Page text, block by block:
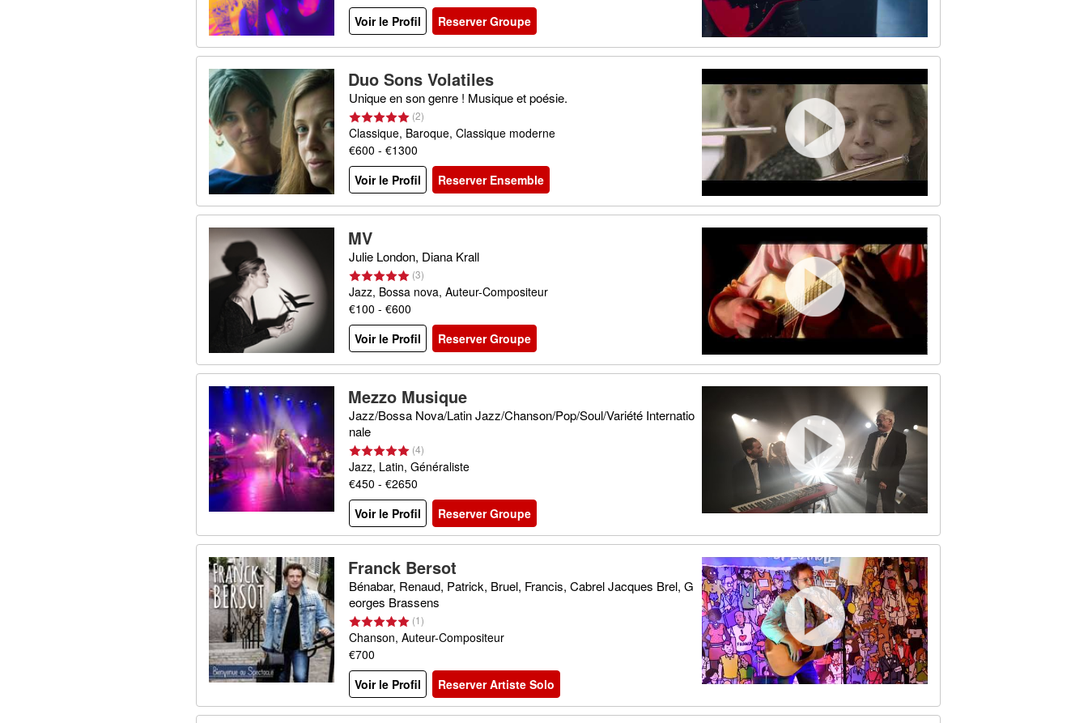
Voir le Profil
Reserver Groupe
Duo Sons Volatiles
Unique en son genre ! Musique et poésie.
(2)
Classique, Baroque, Classique moderne
€600 - €1300
Voir le Profil
Reserver Ensemble
MV
Julie London, Diana Krall
(3)
Jazz, Bossa nova, Auteur-Compositeur
€100 - €600
Voir le Profil
Reserver Groupe
Mezzo Musique
Jazz/Bossa Nova/Latin Jazz/Chanson/Pop/Soul/Variété Internatio
nale
(4)
Jazz, Latin, Généraliste
€450 - €2650
Voir le Profil
Reserver Groupe
Franck Bersot
Bénabar, Renaud, Patrick, Bruel, Francis, Cabrel Jacques Brel, G
eorges Brassens
(1)
Chanson, Auteur-Compositeur
€700
Voir le Profil
Reserver Artiste Solo